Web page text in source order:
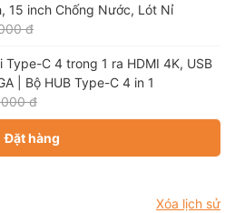
15 inch Chống Nước, Lót Nỉ
đ
Type-C 4 trong 1 ra HDMI 4K, USB
| Bộ HUB Type-C 4 in 1
đ
Đặt hàng
Xóa lịch sử